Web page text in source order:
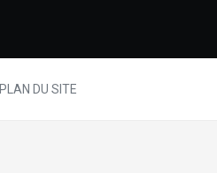
PLAN DU SITE